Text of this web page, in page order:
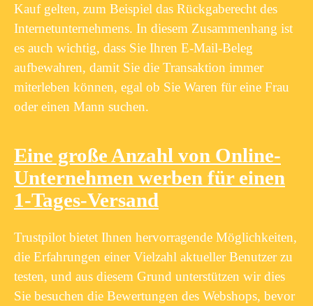
Kauf gelten, zum Beispiel das Rückgaberecht des
Internetunternehmens. In diesem Zusammenhang ist
es auch wichtig, dass Sie Ihren E-Mail-Beleg
aufbewahren, damit Sie die Transaktion immer
miterleben können, egal ob Sie Waren für eine Frau
oder einen Mann suchen.
Eine große Anzahl von Online-
Unternehmen werben für einen
1-Tages-Versand
Trustpilot bietet Ihnen hervorragende Möglichkeiten,
die Erfahrungen einer Vielzahl aktueller Benutzer zu
testen, und aus diesem Grund unterstützen wir dies
Sie besuchen die Bewertungen des Webshops, bevor